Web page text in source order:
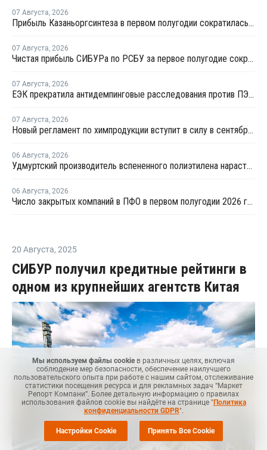
07 Августа, 2026
Прибыль Казаньоргсинтеза в первом полугодии сократилась более чем в 2 раза
07 Августа, 2026
Чистая прибыль СИБУРа по РСБУ за первое полугодие сократилась в 3,6 раза
07 Августа, 2026
ЕЭК прекратила антидемпинговые расследования против ПЭ и ПП из Азербайджана и Туркменистана
07 Августа, 2026
Новый регламент по химпродукции вступит в силу в сентябре 2027 года
06 Августа, 2026
Удмуртский производитель вспененного полиэтилена нарастит выпуск на 15%
06 Августа, 2026
Число закрытых компаний в ПФО в первом полугодии 2026 года вдвое превысило число новых
20 Августа, 2025
СИБУР получил кредитные рейтинги в
одном из крупнейших агентств Китая
Мы используем файлы cookieв различных целях, включая
соблюдение мер безопасности, обеспечение наилучшего
пользовательского опыта при работе с нашим сайтом, отслеживание
статистики посещения ресурса и для рекламных задач “Маркет
Репорт Компани”. Более детальную информацию о правилах
использования файлов cookie вы найдёте на странице "Политика
конфиденциальности GDPR".
Настройки Cookie Принять Все Cookie